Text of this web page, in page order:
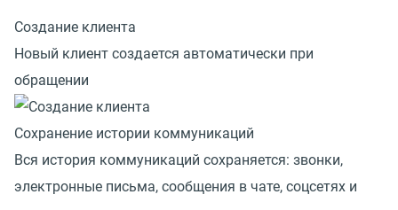
Создание клиента
Новый клиент создается автоматически при
обращении
Сохранение истории коммуникаций
Вся история коммуникаций сохраняется: звонки,
электронные письма, сообщения в чате, соцсетях и